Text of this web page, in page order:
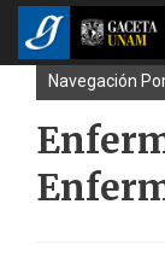
Navegación